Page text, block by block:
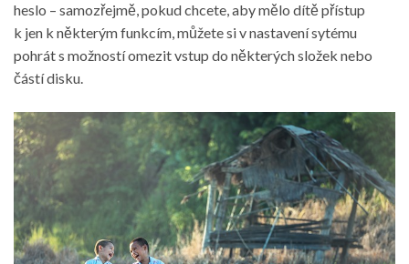
heslo – samozřejmě, pokud chcete, aby mělo dítě přístup
k jen k některým funkcím, můžete si v nastavení sytému
pohrát s možností omezit vstup do některých složek nebo
částí disku.